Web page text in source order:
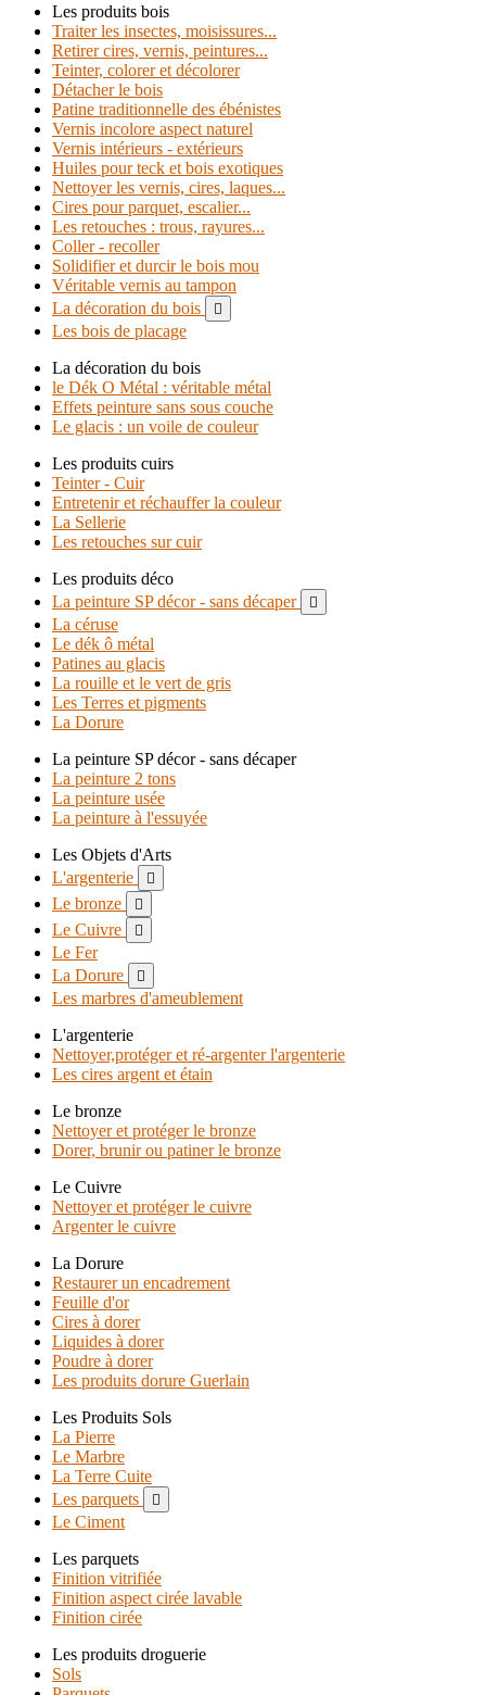
Les produits bois
Traiter les insectes, moisissures...
Retirer cires, vernis, peintures...
Teinter, colorer et décolorer
Détacher le bois
Patine traditionnelle des ébénistes
Vernis incolore aspect naturel
Vernis intérieurs - extérieurs
Huiles pour teck et bois exotiques
Nettoyer les vernis, cires, laques...
Cires pour parquet, escalier...
Les retouches : trous, rayures...
Coller - recoller
Solidifier et durcir le bois mou
Véritable vernis au tampon
La décoration du bois

Les bois de placage
La décoration du bois
le Dék O Métal : véritable métal
Effets peinture sans sous couche
Le glacis : un voile de couleur
Les produits cuirs
Teinter - Cuir
Entretenir et réchauffer la couleur
La Sellerie
Les retouches sur cuir
Les produits déco
La peinture SP décor - sans décaper

La céruse
Le dék ô métal
Patines au glacis
La rouille et le vert de gris
Les Terres et pigments
La Dorure
La peinture SP décor - sans décaper
La peinture 2 tons
La peinture usée
La peinture à l'essuyée
Les Objets d'Arts
L'argenterie

Le bronze 
Le Cuivre 
Le Fer
La Dorure

Les marbres d'ameublement
L'argenterie
Nettoyer,protéger et ré-argenter l'argenterie
Les cires argent et étain
Le bronze
Nettoyer et protéger le bronze
Dorer, brunir ou patiner le bronze
Le Cuivre
Nettoyer et protéger le cuivre
Argenter le cuivre
La Dorure
Restaurer un encadrement
Feuille d'or
Cires à dorer
Liquides à dorer
Poudre à dorer
Les produits dorure Guerlain
Les Produits Sols
La Pierre
Le Marbre
La Terre Cuite
Les parquets

Le Ciment
Les parquets
Finition vitrifiée
Finition aspect cirée lavable
Finition cirée
Les produits droguerie
Sols